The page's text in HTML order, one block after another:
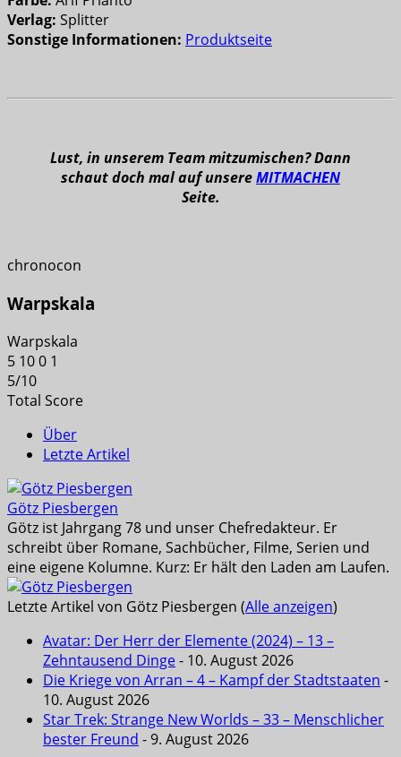
Verlag: Splitter
Sonstige Informationen: Produktseite
Lust, in unserem Team mitzumischen? Dann
schaut doch mal auf unsereMITMACHEN
Seite.
chronocon
Warpskala
Warpskala
5 100 1
5/10
Total Score
Über
Letzte Artikel
Götz Piesbergen
Götz ist Jahrgang 78 und unser Chefredakteur. Er
schreibt über Romane, Sachbücher, Filme, Serien und
eine eigene Kolumne. Kurz: Er hält den Laden am Laufen.
Letzte Artikel von Götz Piesbergen (Alle anzeigen)
Avatar: Der Herr der Elemente (2024) – 13 –
Zehntausend Dinge- 10. August 2026
Die Kriege von Arran – 4 – Kampf der Stadtstaaten -
10. August 2026
Star Trek: Strange New Worlds – 33 – Menschlicher
bester Freund - 9. August 2026